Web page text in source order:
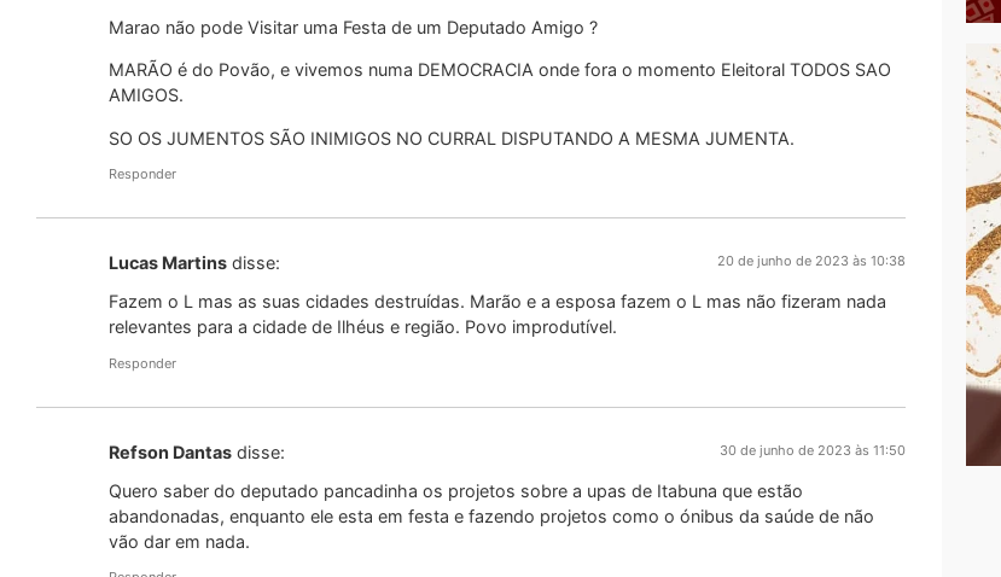
Marao não pode Visitar uma Festa de um Deputado Amigo ?
MARÃO é do Povão, e vivemos numa DEMOCRACIA onde fora o momento Eleitoral TODOS SAO
AMIGOS.
SO OS JUMENTOS SÃO INIMIGOS NO CURRAL DISPUTANDO A MESMA JUMENTA.
Responder
Lucas Martins disse: 20 de junho de 2023 às 10:38
Fazem o L mas as suas cidades destruídas. Marão e a esposa fazem o L mas não fizeram nada
relevantes para a cidade de Ilhéus e região. Povo improdutível.
Responder
Refson Dantas disse: 30 de junho de 2023 às 11:50
Quero saber do deputado pancadinha os projetos sobre a upas de Itabuna que estão
abandonadas, enquanto ele esta em festa e fazendo projetos como o ónibus da saúde de não
vão dar em nada.